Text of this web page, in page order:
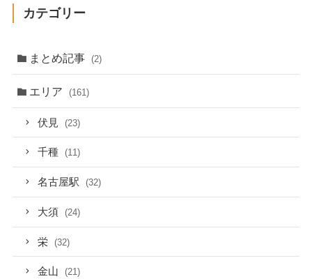
カテゴリー
まとめ記事 (2)
エリア (161)
伏見 (23)
千種 (11)
名古屋駅 (32)
大須 (24)
栄 (32)
金山 (21)